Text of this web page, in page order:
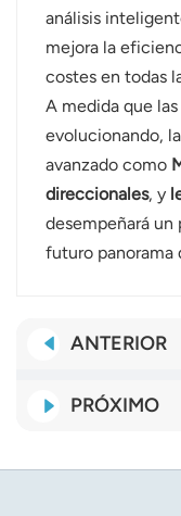
análisis
mejora la
costes en todas
A medida que
evolucionando,
avanzado como
direccionales, y
desempeñará un
futuro panorama
ANTERIOR
PRÓXIMO